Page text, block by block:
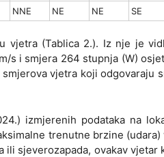
NNE NE NE SE
vjetra (Tablica 2.). Iz nje je
s i smjera 264 stupnja (W)
vjetra koji odgovaraju
izmjerenih podataka na
trenutne brzine
sjeverozapada, ovakav vjetar